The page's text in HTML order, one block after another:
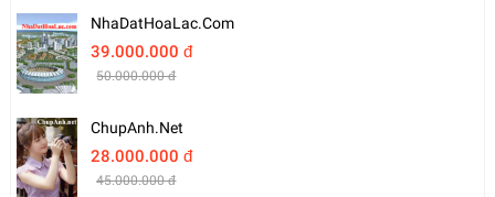
NhaDatHoaLac.com
39.000.000 đ
50.000.000 đ
ChupAnh.net
28.000.000 đ
45.000.000 đ